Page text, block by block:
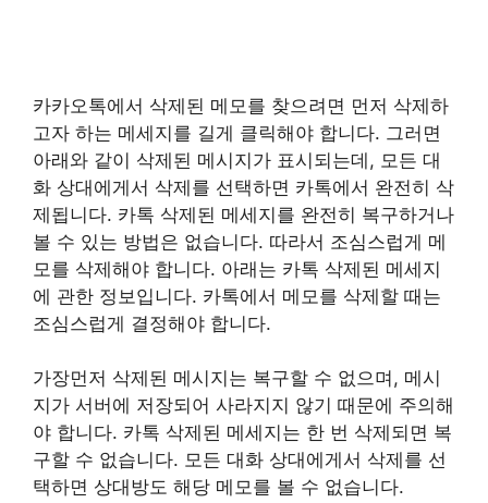
카카오톡에서 삭제된 메모를 찾으려면 먼저 삭제하
고자 하는 메세지를 길게 클릭해야 합니다. 그러면
아래와 같이 삭제된 메시지가 표시되는데, 모든 대
화 상대에게서 삭제를 선택하면 카톡에서 완전히 삭
제됩니다. 카톡 삭제된 메세지를 완전히 복구하거나
볼 수 있는 방법은 없습니다. 따라서 조심스럽게 메
모를 삭제해야 합니다. 아래는 카톡 삭제된 메세지
에 관한 정보입니다. 카톡에서 메모를 삭제할 때는
조심스럽게 결정해야 합니다.
가장먼저 삭제된 메시지는 복구할 수 없으며, 메시
지가 서버에 저장되어 사라지지 않기 때문에 주의해
야 합니다. 카톡 삭제된 메세지는 한 번 삭제되면 복
구할 수 없습니다. 모든 대화 상대에게서 삭제를 선
택하면 상대방도 해당 메모를 볼 수 없습니다.